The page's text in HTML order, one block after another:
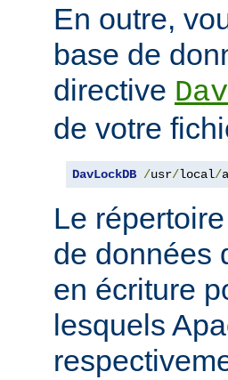
En outre,
base de
directive
de votre
DavLockDB /usr/local/
Le
de données
en écriture
lesquels